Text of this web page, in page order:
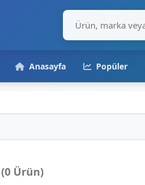
Anasayfa Popüler
(0 Ürün)